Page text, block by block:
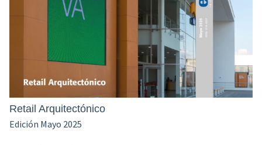
Retail Arquitectónico
Edición Mayo 2025